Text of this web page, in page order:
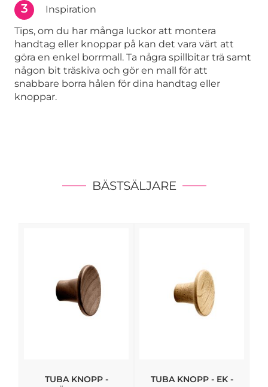
3
Inspiration
Tips, om du har många luckor att montera
handtag eller knoppar på kan det vara värt att
göra en enkel borrmall. Ta några spillbitar trä samt
någon bit träskiva och gör en mall för att
snabbare borra hålen för dina handtag eller
knoppar.
BÄSTSÄLJARE
TUBA KNOPP -
TUBA KNOPP - EK -